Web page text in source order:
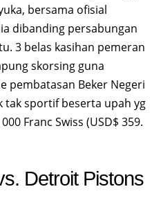
bersama ofisial
dibanding persabungan
3 belas kasihan pemeran
skorsing guna
pembatasan Beker Negeri
tak sportif beserta upah yg
Franc Swiss (USD$ 359.
Detroit Pistons